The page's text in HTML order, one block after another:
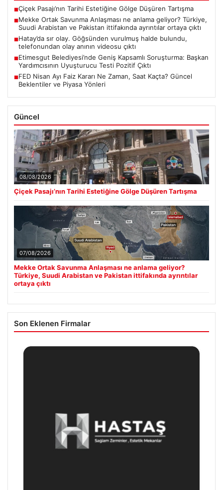
■Çiçek Pasajı’nın Tarihi Estetiğine Gölge Düşüren Tartışma
■Mekke Ortak Savunma Anlaşması ne anlama geliyor? Türkiye,
Suudi Arabistan ve Pakistan ittifakında ayrıntılar ortaya çıktı
■Hatay’da sır olay. Göğsünden vurulmuş halde bulundu,
telefonundan olay anının videosu çıktı
■Etimesgut Belediyesi’nde Geniş Kapsamlı Soruşturma: Başkan
Yardımcısının Uyuşturucu Testi Pozitif Çıktı
■FED Nisan Ayı Faiz Kararı Ne Zaman, Saat Kaçta? Güncel
Beklentiler ve Piyasa Yönleri
Güncel
08/08/2026
Çiçek Pasajı’nın Tarihi Estetiğine Gölge Düşüren Tartışma
07/08/2026
Mekke Ortak Savunma Anlaşması ne anlama geliyor?
Türkiye, Suudi Arabistan ve Pakistan ittifakında ayrıntılar
ortaya çıktı
Son Eklenen Firmalar